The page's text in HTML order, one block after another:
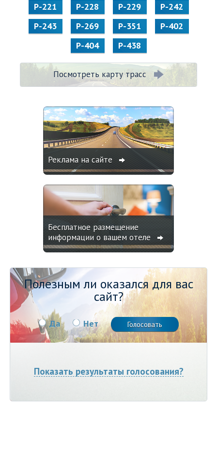
Р-221
Р-228 Р-229
Р-242
Р-243
Р-269 Р-351
Р-402
Р-404
Р-438
Посмотреть карту трасс
Реклама на сайте
Бесплатное размещение
информации о вашем отеле
Полезным ли оказался для вас
сайт?
Да Нет
Показать результаты голосования?